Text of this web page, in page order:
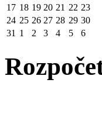
17 18 19 20 21 22 23
24 25 26 27 28 29 30
31 1 2 3 4 5 6